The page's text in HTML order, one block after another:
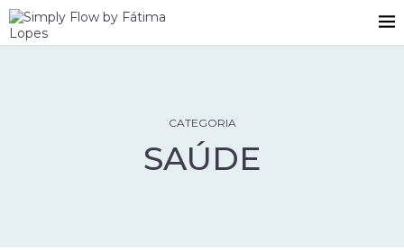
CATEGORIA
SAÚDE